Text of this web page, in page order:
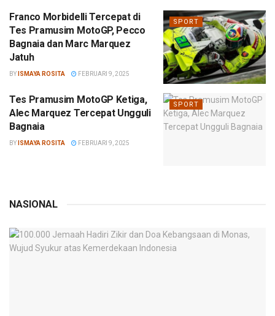
SPORT
Franco Morbidelli Tercepat di
Tes Pramusim MotoGP, Pecco
Bagnaia dan Marc Marquez
Jatuh
BY ISMAYA ROSITA FEBRUARI 9, 2025
SPORT
Tes Pramusim MotoGP Ketiga,
Alec Marquez Tercepat Ungguli
Bagnaia
BY ISMAYA ROSITA FEBRUARI 9, 2025
NASIONAL